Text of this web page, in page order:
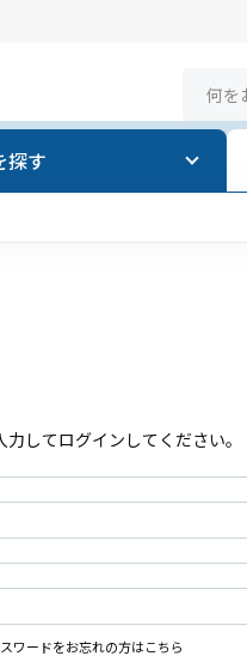
探す
してログインしてください。
ワードをお忘れの方はこちら